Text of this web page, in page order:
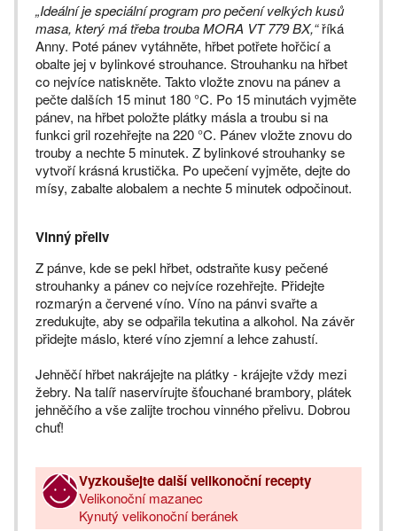
„Ideální je speciální program pro pečení velkých kusů
masa, který má třeba trouba MORA VT 779 BX,“říká
Anny. Poté pánev vytáhněte, hřbet potřete hořčicí a
obalte jej v bylinkové strouhance. Strouhanku na hřbet
co nejvíce natiskněte. Takto vložte znovu na pánev a
pečte dalších 15 minut 180 °C. Po 15 minutách vyjměte
pánev, na hřbet položte plátky másla a troubu si na
funkci gril rozehřejte na 220 °C. Pánev vložte znovu do
trouby a nechte 5 minutek. Z bylinkové strouhanky se
vytvoří krásná krustička. Po upečení vyjměte, dejte do
mísy, zabalte alobalem a nechte 5 minutek odpočinout.
Vinný přeliv
Z pánve, kde se pekl hřbet, odstraňte kusy pečené
strouhanky a pánev co nejvíce rozehřejte. Přidejte
rozmarýn a červené víno. Víno na pánvi svařte a
zredukujte, aby se odpařila tekutina a alkohol. Na závěr
přidejte máslo, které víno zjemní a lehce zahustí.
Jehněčí hřbet nakrájejte na plátky - krájejte vždy mezi
žebry. Na talíř naservírujte šťouchané brambory, plátek
jehněčího a vše zalijte trochou vinného přelivu. Dobrou
chuť!
Vyzkoušejte další velikonoční recepty
Velikonoční mazanec
Kynutý velikonoční beránek